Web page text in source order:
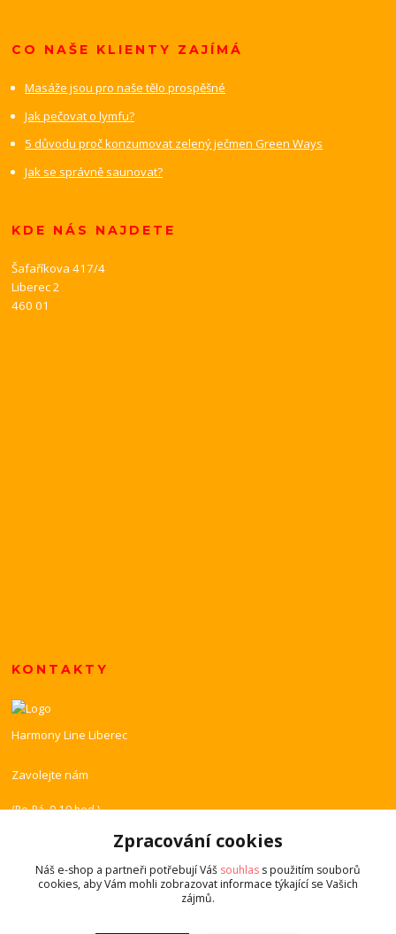
CO NAŠE KLIENTY ZAJÍMÁ
Masáže jsou pro naše tělo prospěšné
Jak pečovat o lymfu?
5 důvodu proč konzumovat zelený ječmen Green Ways
Jak se správně saunovat?
KDE NÁS NAJDETE
Šafaříkova 417/4
Liberec 2
460 01
KONTAKTY
Harmony Line Liberec
Zavolejte nám
(Po-Pá, 9-19 hod.)
harmony-line@volny.cz
Zpracování cookies
Náš e-shop a partneři potřebují Váš souhlas s použitím souborů
cookies, aby Vám mohli zobrazovat informace týkající se Vašich
zájmů.